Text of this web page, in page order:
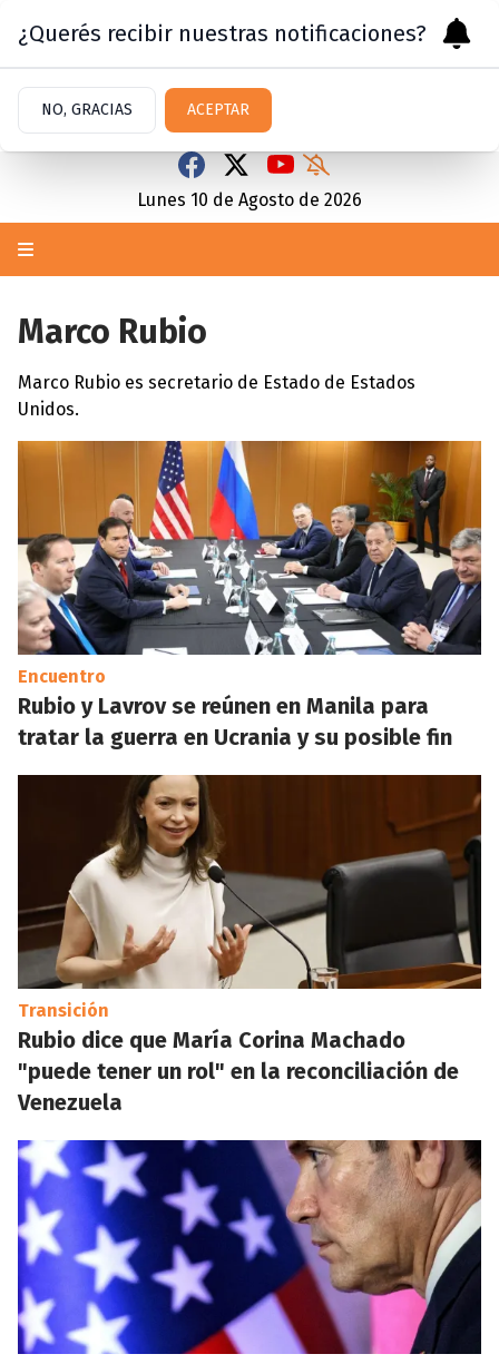
Lunes 10 de Agosto de 2026
Marco Rubio
Marco Rubio es secretario de Estado de Estados
Unidos.
Encuentro
Rubio y Lavrov se reúnen en Manila para
tratar la guerra en Ucrania y su posible fin
Transición
Rubio dice que María Corina Machado
"puede tener un rol" en la reconciliación de
Venezuela
¿Querés recibir nuestras notificaciones?
NO, GRACIAS ACEPTAR